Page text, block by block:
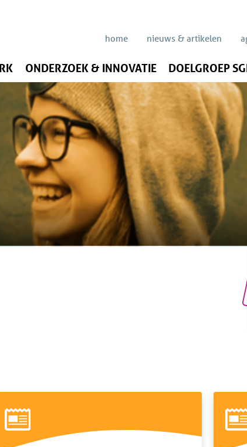
home nieuws & artikelen
ONDERZOEK & INNOVATIE DOELGROEP